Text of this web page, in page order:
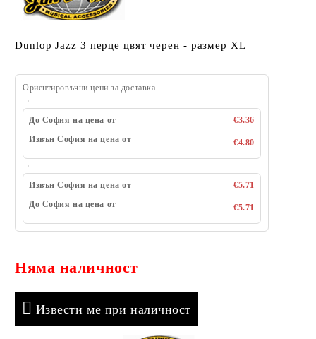
Dunlop Jazz 3 перце цвят черен - размер XL
Ориентировъчни цени за доставка
До София на цена от
€3.36
Извън София на цена от
€4.80
Извън София на цена от
€5.71
До София на цена от
€5.71
Няма наличност
Извести ме при наличност